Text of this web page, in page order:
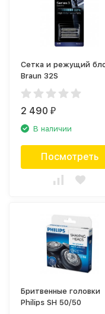
Сетка и режущий
Braun 32S
2 490₽
В наличии
Посмотреть
Бритвенные головки
Philips SH 50/50